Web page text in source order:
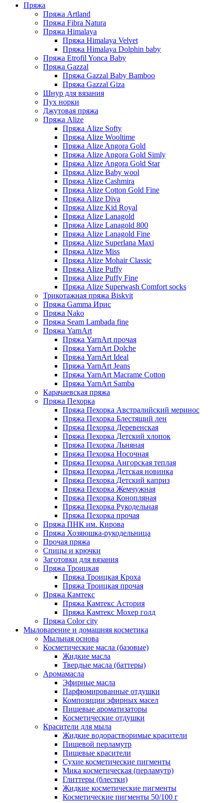
Пряжа
Пряжа Artland
Пряжа Fibra Natura
Пряжа Himalaya
Пряжа Himalaya Velvet
Пряжа Himalaya Dolphin baby
Пряжа Etrofil Yonca Baby
Пряжа Gazzal
Пряжа Gazzal Baby Bamboo
Пряжа Gazzal Giza
Шнур для вязания
Пух норки
Джутовая пряжа
Пряжа Alize
Пряжа Alize Softy
Пряжа Alize Wooltime
Пряжа Alize Angora Gold
Пряжа Alize Angora Gold Simly
Пряжа Alize Angora Gold Star
Пряжа Alize Baby wool
Пряжа Alize Cashmira
Пряжа Alize Cotton Gold Fine
Пряжа Alize Diva
Пряжа Alize Kid Royal
Пряжа Alize Lanagold
Пряжа Alize Lanagold 800
Пряжа Alize Lanagold Fine
Пряжа Alize Superlana Maxi
Пряжа Alize Miss
Пряжа Alize Mohair Classic
Пряжа Alize Puffy
Пряжа Alize Puffy Fine
Пряжа Alize Superwash Comfort socks
Трикотажная пряжа Biskvit
Пряжа Gamma Ирис
Пряжа Nako
Пряжа Seam Lambada fine
Пряжа YarnArt
Пряжа YarnArt прочая
Пряжа YarnArt Dolche
Пряжа YarnArt Ideal
Пряжа YarnArt Jeans
Пряжа YarnArt Macrame Cotton
Пряжа YarnArt Samba
Карачаевская пряжа
Пряжа Пехорка
Пряжа Пехорка Австралийский меринос
Пряжа Пехорка Блестящий лен
Пряжа Пехорка Деревенская
Пряжа Пехорка Детский хлопок
Пряжа Пехорка Льняная
Пряжа Пехорка Носочная
Пряжа Пехорка Ангорская теплая
Пряжа Пехорка Детская новинка
Пряжа Пехорка Детский каприз
Пряжа Пехорка Жемчужная
Пряжа Пехорка Конопляная
Пряжа Пехорка Рукодельная
Пряжа Пехорка прочая
Пряжа ПНК им. Кирова
Пряжа Хозяюшка-рукодельница
Прочая пряжа
Спицы и крючки
Заготовки для вязания
Пряжа Троицкая
Пряжа Троицкая Кроха
Пряжа Троицкая прочая
Пряжа Камтекс
Пряжа Камтекс Астория
Пряжа Камтекс Мохер голд
Пряжа Color city
Мыловарение и домашняя косметика
Мыльная основа
Косметические масла (базовые)
Жидкие масла
Твердые масла (баттеры)
Аромамасла
Эфирные масла
Парфюмированные отдушки
Композиции эфирных масел
Пищевые ароматизаторы
Косметические отдушки
Красители для мыла
Жидкие водорастворимые красители
Пищевой перламутр
Пищевые красители
Сухие косметические пигменты
Мика косметическая (перламутр)
Глиттеры (блестки)
Жидкие косметические пигменты
Косметические пигменты 50/100 г